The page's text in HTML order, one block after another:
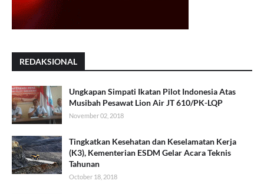
REDAKSIONAL
Ungkapan Simpati Ikatan Pilot Indonesia Atas
Musibah Pesawat Lion Air JT 610/PK-LQP
November 02, 2018
Tingkatkan Kesehatan dan Keselamatan Kerja
(K3), Kementerian ESDM Gelar Acara Teknis
Tahunan
October 18, 2018